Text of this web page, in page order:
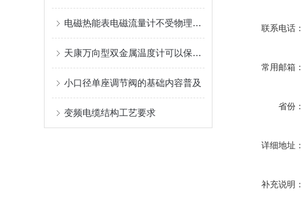
电磁热能表电磁流量计不受物理参数影响
天康万向型双金属温度计可以保证实验的准确性
小口径单座调节阀的基础内容普及
变频电缆结构工艺要求
联系电话：
常用邮箱：
省份：
详细地址：
补充说明：